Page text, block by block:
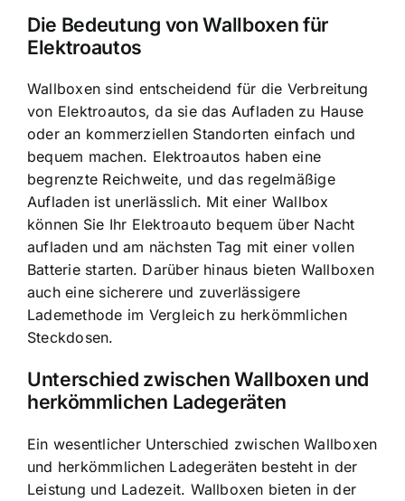
Die Bedeutung von Wallboxen für
Elektroautos
Wallboxen sind entscheidend für die Verbreitung
von Elektroautos, da sie das Aufladen zu Hause
oder an kommerziellen Standorten einfach und
bequem machen. Elektroautos haben eine
begrenzte Reichweite, und das regelmäßige
Aufladen ist unerlässlich. Mit einer Wallbox
können Sie Ihr Elektroauto bequem über Nacht
aufladen und am nächsten Tag mit einer vollen
Batterie starten. Darüber hinaus bieten Wallboxen
auch eine sicherere und zuverlässigere
Lademethode im Vergleich zu herkömmlichen
Steckdosen.
Unterschied zwischen Wallboxen und
herkömmlichen Ladegeräten
Ein wesentlicher Unterschied zwischen Wallboxen
und herkömmlichen Ladegeräten besteht in der
Leistung und Ladezeit. Wallboxen bieten in der